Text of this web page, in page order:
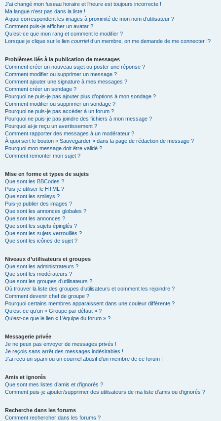
J’ai changé mon fuseau horaire et l’heure est toujours incorrecte !
Ma langue n’est pas dans la liste !
A quoi correspondent les images à proximité de mon nom d’utilisateur ?
Comment puis-je afficher un avatar ?
Qu’est-ce que mon rang et comment le modifier ?
Lorsque je clique sur le lien courrield’un membre, on me demande de me connecter !?
Problèmes liés à la publication de messages
Comment créer un nouveau sujet ou poster une réponse ?
Comment modifier ou supprimer un message ?
Comment ajouter une signature à mes messages ?
Comment créer un sondage ?
Pourquoi ne puis-je pas ajouter plus d’options à mon sondage ?
Comment modifier ou supprimer un sondage ?
Pourquoi ne puis-je pas accéder à un forum ?
Pourquoi ne puis-je pas joindre des fichiers à mon message ?
Pourquoi ai-je reçu un avertissement ?
Comment rapporter des messages à un modérateur ?
À quoi sert le bouton « Sauvegarder » dans la page de rédaction de message ?
Pourquoi mon message doit être validé ?
Comment remonter mon sujet ?
Mise en forme et types de sujets
Que sont les BBCodes ?
Puis-je utiliser le HTML ?
Que sont les smileys ?
Puis-je publier des images ?
Que sont les annonces globales ?
Que sont les annonces ?
Que sont les sujets épinglés ?
Que sont les sujets verrouillés ?
Que sont les icônes de sujet ?
Niveaux d’utilisateurs et groupes
Que sont les administrateurs ?
Que sont les modérateurs ?
Que sont les groupes d’utilisateurs ?
Où trouver la liste des groupes d’utilisateurs et comment les rejoindre ?
Comment devenir chef de groupe ?
Pourquoi certains membres apparaissent dans une couleur différente ?
Qu’est-ce qu’un « Groupe par défaut » ?
Qu’est-ce que le lien « L’équipe du forum » ?
Messagerie privée
Je ne peux pas envoyer de messages privés !
Je reçois sans arrêt des messages indésirables !
J’ai reçu un spam ou un courriel abusif d’un membre de ce forum !
Amis et ignorés
Que sont mes listes d’amis et d’ignorés ?
Comment puis-je ajouter/supprimer des utilisateurs de ma liste d’amis ou d’ignorés ?
Recherche dans les forums
Comment rechercher dans les forums ?